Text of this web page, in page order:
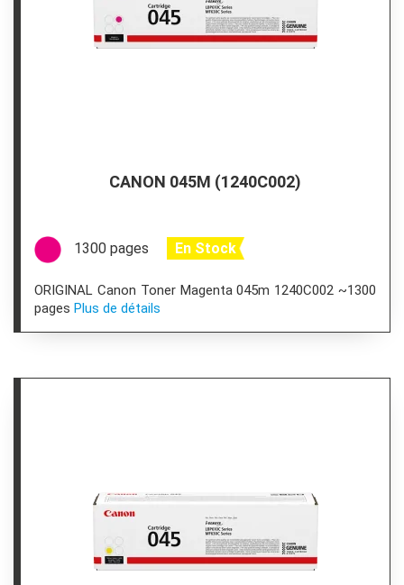
CANON 045M (1240C002)
1300 pages En Stock
ORIGINAL Canon Toner Magenta 045m 1240C002 ~1300
pages Plus de détails